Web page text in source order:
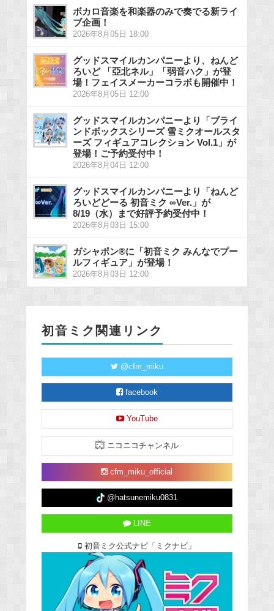
ボカロ音楽を和楽器のみで奏でる新ライ
ブ企画！
2026年8月05日 18:00
グッドスマイルカンパニーより、ねんど
ろいど 「亞北ネル」「弱音ハク」が登
場！フェイスメーカーコラボも開催中！
2026年8月05日 12:00
グッドスマイルカンパニーより「ブライ
ンドボックスシリーズ 雪ミクオールスタ
ーズ フィギュアコレクション Vol.1」が
登場！ご予約受付中！
2026年8月04日 12:00
グッドスマイルカンパニーより「ねんど
ろいどどーる 初音ミク ∞Ver.」が
8/19（水）まで好評予約受付中！
2026年8月03日 15:00
ガシャポン®に「初音ミク みんなでプー
ルフィギュア」が登場！
2026年8月03日 12:00
初音ミク関連リンク
@cfm_miku
facebook
YouTube
ニコニコチャンネル
cfm_miku_official
@hatsunemiku0831
LINE
初音ミク公式ナビ「ミクナビ」